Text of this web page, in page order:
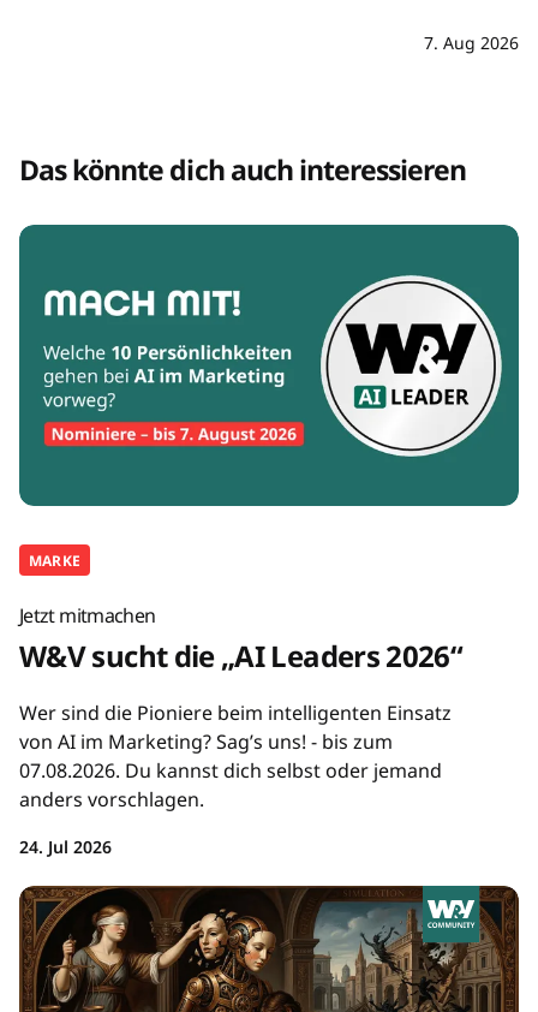
7. Aug 2026
Das könnte dich auch interessieren
MARKE
Jetzt mitmachen
W&V sucht die „AI Leaders 2026“
Wer sind die Pioniere beim intelligenten Einsatz
von AI im Marketing? Sag’s uns! - bis zum
07.08.2026. Du kannst dich selbst oder jemand
anders vorschlagen.
24. Jul 2026